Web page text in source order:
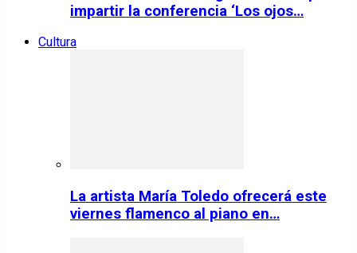
impartir la conferencia ‘Los ojos…
Cultura
La artista María Toledo ofrecerá este
viernes flamenco al piano en…